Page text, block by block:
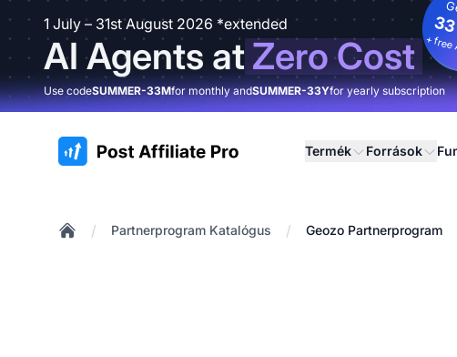
1 July – 31st August 2026 *extended
AI Agents atZero Cost +
Use codeSUMMER-33Mfor monthly andSUMMER-33Yfor yearly subscription
:site.title Termék Források
/ Partnerprogram Katalógus / Geozo Partnerprogram